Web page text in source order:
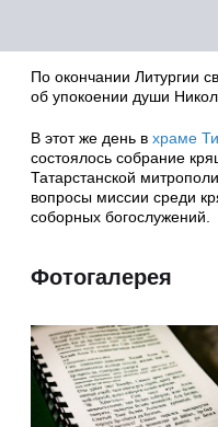
По окончании Литургии
об упокоении души
В этот же день в храме
состоялось собрание
Татарстанской
вопросы миссии среди
соборных богослужений.
Фотогалерея